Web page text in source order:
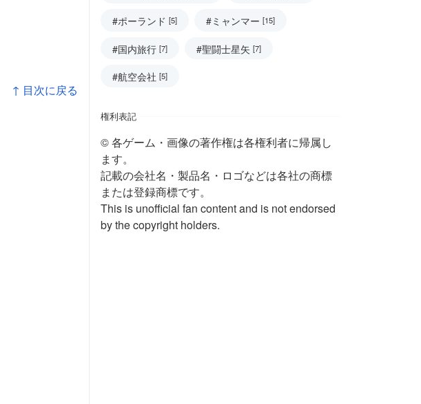
↑ 目次に戻る
#ポーランド [5] #ミャンマー [15]
#国内旅行 [7] #聖闘士星矢 [7]
#航空会社 [5]
権利表記
© 各ゲーム・画像の著作権は各権利者に帰属し
ます。
記載の会社名・製品名・ロゴなどは各社の商標
または登録商標です。
This is unofficial fan content and is not endorsed
by the copyright holders.